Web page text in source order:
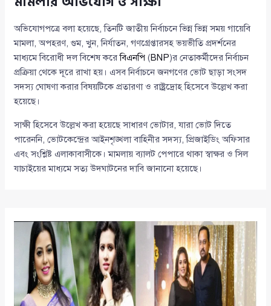
অভিযোগপত্রে বলা হয়েছে, তিনটি জাতীয় নির্বাচনে ভিন্ন ভিন্ন সময় গায়েবি
মামলা, অপহরণ, গুম, খুন, নির্যাতন, গণগ্রেপ্তারসহ ভয়ভীতি প্রদর্শনের
মাধ্যমে বিরোধী দল বিশেষ করেবিএনপি (BNP)র নেতাকর্মীদের নির্বাচন
প্রক্রিয়া থেকে দূরে রাখা হয়। এসব নির্বাচনে জনগণের ভোট ছাড়া সংসদ
সদস্য ঘোষণা করার বিষয়টিকে প্রতারণা ও রাষ্ট্রদ্রোহ হিসেবে উল্লেখ করা
হয়েছে।
সাক্ষী হিসেবে উল্লেখ করা হয়েছে সাধারণ ভোটার, যারা ভোট দিতে
পারেননি, ভোটকেন্দ্রের আইনশৃঙ্খলা বাহিনীর সদস্য, প্রিজাইডিং অফিসার
এবং সংশ্লিষ্ট এলাকাবাসীকে। মামলায় ব্যালট পেপারে থাকা স্বাক্ষর ও সিল
যাচাইয়ের মাধ্যমে সত্য উদঘাটনের দাবি জানানো হয়েছে।